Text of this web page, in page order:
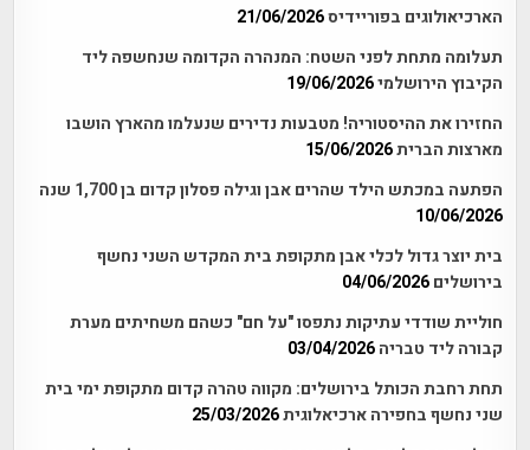
הארכיאולוגים בפוריידיס21/06/2026
תעלומה מתחת לפני השטח: המנהרה הקדומה שנחשפה ליד
הקיבוץ הירושלמי19/06/2026
החזירו את ההיסטוריה! מטבעות נדירים שנעלמו מהארץ הושבו
מארצות הברית15/06/2026
הפתעה במכתש הילד שהרים אבן וגילה פסלון קדום בן 1,700 שנה
10/06/2026
בית יוצר גדול לכלי אבן מתקופת בית המקדש השני נחשף
בירושלים 04/06/2026
חוליית שודדי עתיקות נתפסו "על חם" כשהם משחיתים מערת
קבורה ליד טבריה 03/04/2026
תחת רחבת הכותל בירושלים: מקווה טהרה קדום מתקופת ימי בית
שני נחשף בחפירה ארכיאלוגית25/03/2026